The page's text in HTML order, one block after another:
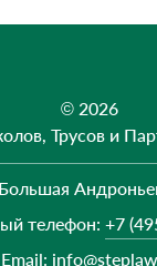
© 2026
Трусов и
телефон: +7
Email: